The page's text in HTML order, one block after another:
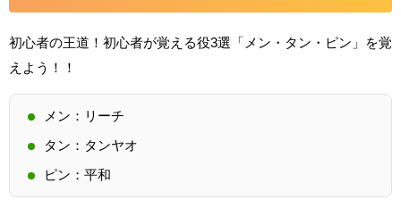
初心者の王道！初心者が覚える役3選「メン・タン・ピン」を覚
えよう！！
メン：リーチ
タン：タンヤオ
ピン：平和